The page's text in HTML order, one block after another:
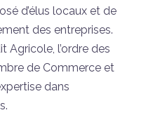
d’élus locaux et de
des entreprises.
Agricole, l’ordre des
de Commerce et
dans